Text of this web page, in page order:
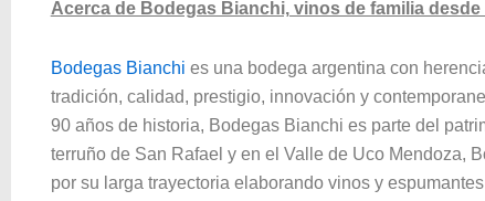
Acerca de Bodegas Bianchi, vinos de familia desde
Bodegas Bianchi es una bodega argentina con
tradición, calidad, prestigio, innovación y
90 años de historia, Bodegas Bianchi es parte del
terruño de San Rafael y en el Valle de Uco Mendoza,
por su larga trayectoria elaborando vinos y